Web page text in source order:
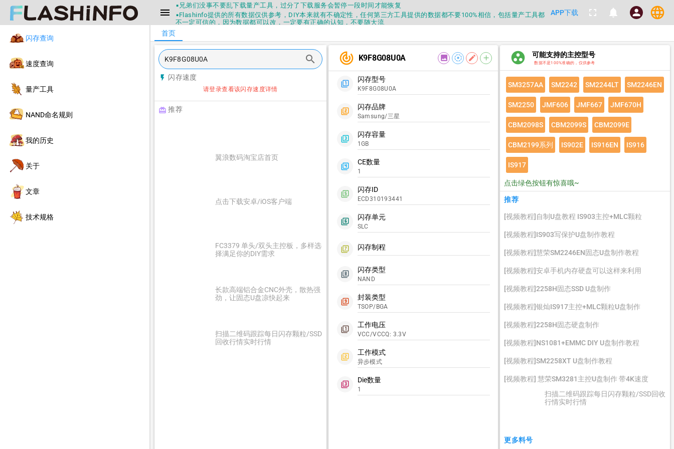
menu
▪兄弟们没事不要乱下载量产工具，过分了下载服务会暂停一段时间才能恢复
▪Flashinfo提供的所有数据仅供参考，DIY本来就有不确定性，任何第三方工具提供的数据都不要100%相信，包括量产工具都
不一定可信的，因为数据都可以改，一定要有正确的认知，不要随大流
▪如果发现数据有错误，或者存在误导，欢迎积极反馈，Flashinfo尽量维护最正确的指导性数据
▪Flashinfo APP更新技术规格和量产工具标签啦，使用更加丝滑，快点击下载吧
▪兄弟们没事不要乱下载量产工具，过分了下载服务会暂停一段时间才能恢复
▪Flashinfo提供的所有数据仅供参考，DIY本来就有不确定性，任何第三方工具提供的数据都不要100%相信，包括量产工具都
不一定可信的，因为数据都可以改，一定要有正确的认知，不要随大流
▪如果发现数据有错误，或者存在误导，欢迎积极反馈，Flashinfo尽量维护最正确的指导性数据
▪Flashinfo APP更新技术规格和量产工具标签啦，使用更加丝滑，快点击下载吧
APP下载 fullscreen notifications person language
闪存查询
速度查询
量产工具
NAND命名规则
我的历史
关于
文章
技术规格
search
flash_on 闪存速度
请登录查看该闪存速度详情
redeem 推荐
翼浪数码淘宝店首页
点击下载安卓/iOS客户端
FC3379 单头/双头主控板，多样选
择满足你的DIY需求
长款高端铝合金CNC外壳，散热强
劲，让固态U盘凉快起来
扫描二维码跟踪每日闪存颗粒/SSD
回收行情实时行情
track_changes K9F8G08U0A image filter_tilt_shift edit add
filter_1
闪存型号
K9F8G08U0A
filter_2
闪存品牌
Samsung/三星
filter_3
闪存容量
1GB
filter_4
CE数量
1
filter_5
闪存ID
ECD310193441
filter_6
闪存单元
SLC
filter_7 闪存制程
filter_8
闪存类型
NAND
filter_9
封装类型
TSOP/BGA
filter_1
工作电压
VCC/VCCQ: 3.3V
filter_2
工作模式
异步模式
filter_3
Die数量
1
group_work 可能支持的主控型号
数据不是100%准确的，仅供参考
SM3257AA SM2242 SM2244LT SM2246EN
SM2250 JMF606 JMF667 JMF670H
CBM2098S CBM2099S CBM2099E
CBM2199系列 IS902E IS916EN IS916
IS917
点击绿色按钮有惊喜哦~
推荐
[视频教程]自制U盘教程 IS903主控+MLC颗粒
[视频教程]IS903写保护U盘制作教程
[视频教程]慧荣SM2246EN固态U盘制作教程
[视频教程]安卓手机内存硬盘可以这样来利用
[视频教程]2258H固态SSD U盘制作
[视频教程]银灿IS917主控+MLC颗粒U盘制作
[视频教程]2258H固态硬盘制作
[视频教程]NS1081+EMMC DIY U盘制作教程
[视频教程]SM2258XT U盘制作教程
[视频教程] 慧荣SM3281主控U盘制作 带4K速度
扫描二维码跟踪每日闪存颗粒/SSD回收
行情实时行情
更多料号
首页